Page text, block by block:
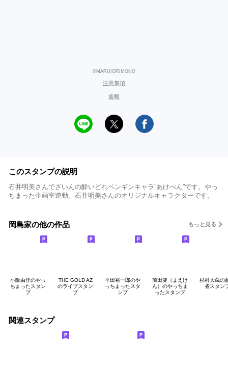
©MARUIORIMONO
注意事項
通報
このスタンプの説明
石井明美さんでざいんの酔いどれペンギンキャラ”あけぺん”です。やっ
ちまった企画室連動。石井明美さんのオリジナルキャラクターです。
岡島家の他の作品 もっと見る
小阪由佳のやっ
ちまったスタン
プ
THE GOLD AZ
のライブスタン
プ
平田裕一郎のや
っちまったスタ
ンプ
前田健（まえけ
ん）のやっちま
ったスタンプ
杉村太蔵の
省スタン
関連スタンプ